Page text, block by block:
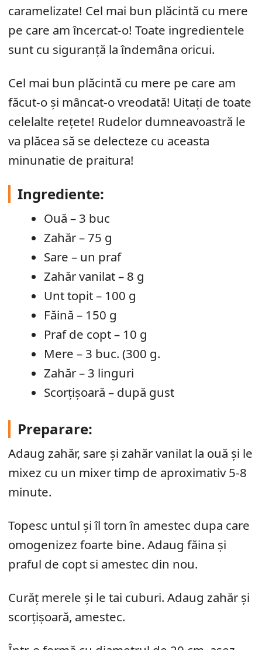
caramelizate! Cel mai bun plăcintă cu mere
pe care am încercat-o! Toate ingredientele
sunt cu siguranță la îndemâna oricui.
Cel mai bun plăcintă cu mere pe care am
făcut-o și mâncat-o vreodată! Uitați de toate
celelalte rețete! Rudelor dumneavoastră le
va plăcea să se delecteze cu aceasta
minunatie de praitura!
Ingrediente:
Ouă – 3 buc
Zahăr – 75 g
Sare – un praf
Zahăr vanilat – 8 g
Unt topit – 100 g
Făină – 150 g
Praf de copt – 10 g
Mere – 3 buc. (300 g.
Zahăr – 3 linguri
Scorțișoară – după gust
Preparare:
Adaug zahăr, sare și zahăr vanilat la ouă și le
mixez cu un mixer timp de aproximativ 5-8
minute.
Topesc untul și îl torn în amestec dupa care
omogenizez foarte bine. Adaug făina și
praful de copt si amestec din nou.
Curăț merele și le tai cuburi. Adaug zahăr și
scorțișoară, amestec.